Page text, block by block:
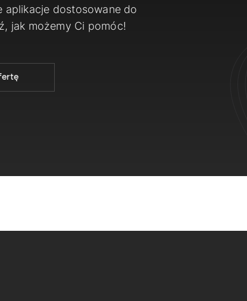
aplikacje dostosowane do
jak możemy Ci pomóc!